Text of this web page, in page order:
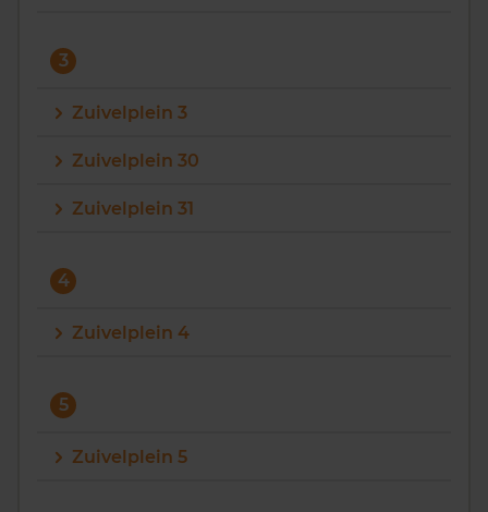
3
Zuivelplein 3
Zuivelplein 30
Zuivelplein 31
4
Zuivelplein 4
5
Zuivelplein 5